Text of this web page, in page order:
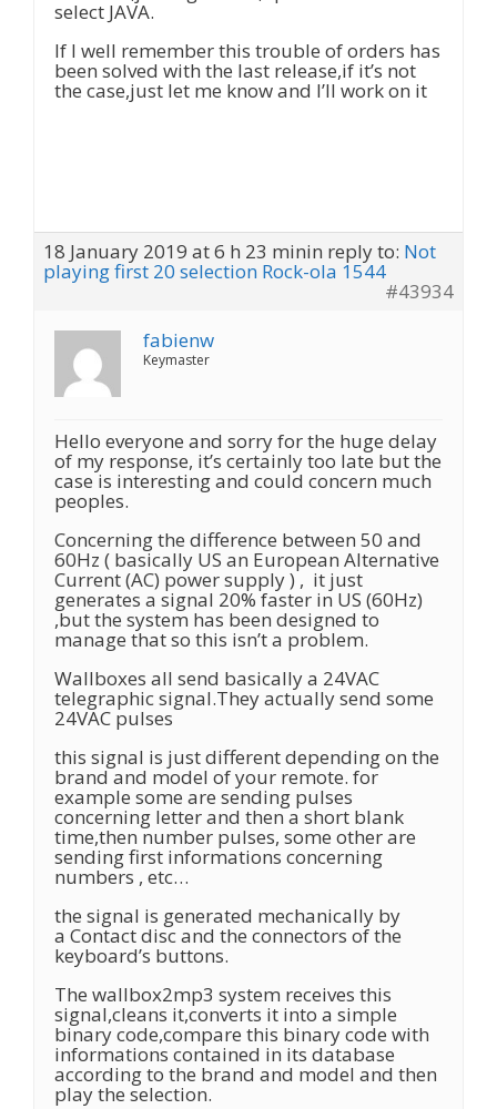
select JAVA.
If I well remember this trouble of orders has
been solved with the last release,if it’s not
the case,just let me know and I’ll work on it
18 January 2019 at 6 h 23 minin reply to: Not
playing first 20 selection Rock-ola 1544
#43934
fabienw
Keymaster
Hello everyone and sorry for the huge delay
of my response, it’s certainly too late but the
case is interesting and could concern much
peoples.
Concerning the difference between 50 and
60Hz ( basically US an European Alternative
Current (AC) power supply ) , it just
generates a signal 20% faster in US (60Hz)
,but the system has been designed to
manage that so this isn’t a problem.
Wallboxes all send basically a 24VAC
telegraphic signal.They actually send some
24VAC pulses
this signal is just different depending on the
brand and model of your remote. for
example some are sending pulses
concerning letter and then a short blank
time,then number pulses, some other are
sending first informations concerning
numbers , etc…
the signal is generated mechanically by
a Contact disc and the connectors of the
keyboard’s buttons.
The wallbox2mp3 system receives this
signal,cleans it,converts it into a simple
binary code,compare this binary code with
informations contained in its database
according to the brand and model and then
play the selection.